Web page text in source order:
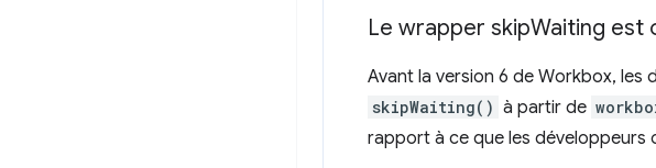
Le wrapper skipWaiting est
Avant la version 6 de Workbox,
skipWaiting() à partir de
rapport à ce que les développeurs